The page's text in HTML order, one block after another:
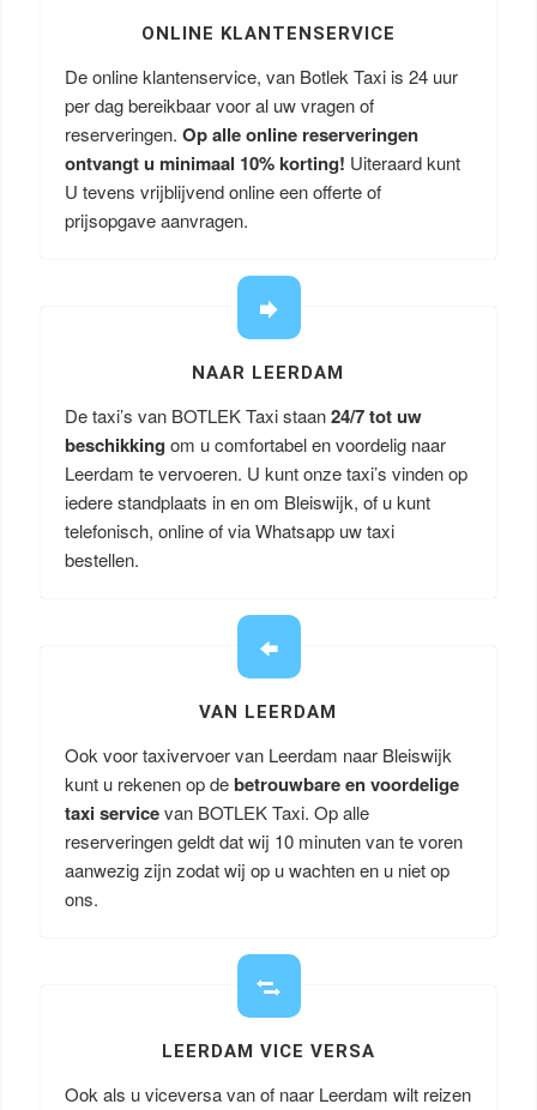
ONLINE KLANTENSERVICE
De online klantenservice, van Botlek Taxi is 24 uur
per dag bereikbaar voor al uw vragen of
reserveringen. Op alle online reserveringen
ontvangt u minimaal 10% korting! Uiteraard kunt
U tevens vrijblijvend online een offerte of
prijsopgave aanvragen.
NAAR LEERDAM
De taxi’s van BOTLEK Taxi staan24/7 tot uw
beschikking om u comfortabel en voordelig naar
Leerdam te vervoeren. U kunt onze taxi’s vinden op
iedere standplaats in en om Bleiswijk, of u kunt
telefonisch, online of via Whatsapp uw taxi
bestellen.
VAN LEERDAM
Ook voor taxivervoer van Leerdam naar Bleiswijk
kunt u rekenen op debetrouwbare en voordelige
taxi servicevan BOTLEK Taxi. Op alle
reserveringen geldt dat wij 10 minuten van te voren
aanwezig zijn zodat wij op u wachten en u niet op
ons.
LEERDAM VICE VERSA
Ook als u viceversa van of naar Leerdam wilt reizen